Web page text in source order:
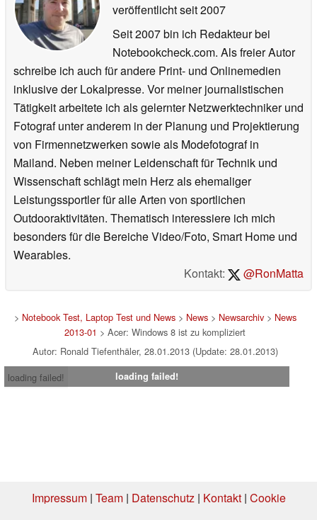
veröffentlichtseit 2007
Seit 2007 bin ich Redakteur bei
Notebookcheck.com. Als freier Autor
schreibe ich auch für andere Print- und Onlinemedien
inklusive der Lokalpresse. Vor meiner journalistischen
Tätigkeit arbeitete ich als gelernter Netzwerktechniker und
Fotograf unter anderem in der Planung und Projektierung
von Firmennetzwerken sowie als Modefotograf in
Mailand. Neben meiner Leidenschaft für Technik und
Wissenschaft schlägt mein Herz als ehemaliger
Leistungssportler für alle Arten von sportlichen
Outdooraktivitäten. Thematisch interessiere ich mich
besonders für die Bereiche Video/Foto, Smart Home und
Wearables.
Kontakt:
@RonMatta
> Notebook Test, Laptop Test und News> News> Newsarchiv> News
2013-01 > Acer: Windows 8 ist zu kompliziert
Autor: Ronald Tiefenthäler, 28.01.2013 (Update: 28.01.2013)
loading failed!
loading failed!
Impressum| Team| Datenschutz| Kontakt| Cookie